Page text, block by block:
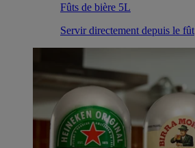
Fûts de bière 5L
Servir directement depuis le fût